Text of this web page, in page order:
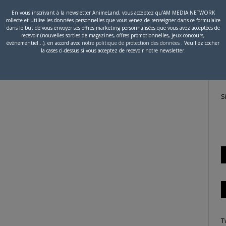
En vous inscrivant à la newsletter AnimeLand, vous acceptez qu'AM MEDIA NETWORK
collecte et utilise les données personnelles que vous venez de renseigner dans ce formulaire
dans le but de vous envoyer ses offres marketing personnalisées que vous avez acceptées de
recevoir (nouvelles sorties de magazines, offres promotionnelles, jeux-concours,
événementiel...), en accord avec notre politique de protection des données . Veuillez cocher
la cases ci-dessus si vous acceptez de recevoir notre newsletter.